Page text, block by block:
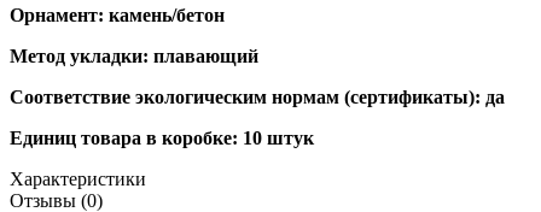
Орнамент: камень/бетон
Метод укладки: плавающий
Соответствие экологическим нормам (сертификаты): да
Единиц товара в коробке: 10 штук
Характеристики
Отзывы (0)